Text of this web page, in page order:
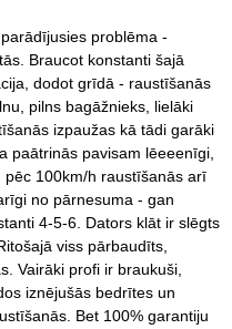
problēma -
Braucot konstanti šajā
dodot grīdā - raustīšanās
pilns bagāžnieks, lielāki
izpaužas kā tādi garāki
paātrinās pavisam lēeeenīgi,
100km/h raustīšanās arī
no pārnesuma - gan
4-5-6. Dators klāt ir slēgts
viss pārbaudīts,
Vairāki profi ir braukuši,
iznējušās bedrītes un
Bet 100% garantiju